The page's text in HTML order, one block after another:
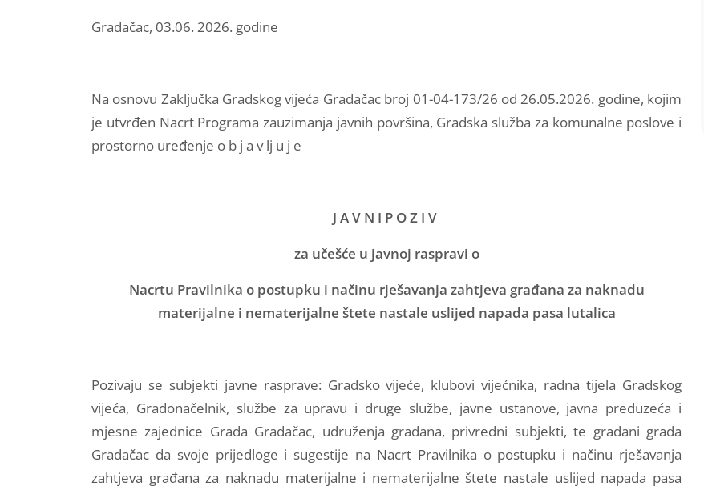
Gradačac, 03.06. 2026. godine
Na osnovu Zaključka Gradskog vijeća Gradačac broj 01-04-173/26 od 26.05.2026. godine, kojim
je utvrđen Nacrt Programa zauzimanja javnih površina, Gradska služba za komunalne poslove i
prostorno uređenje o b j a v lj u j e
J A V N I P O Z I V
za učešće u javnoj raspravi o
Nacrtu Pravilnika o postupku i načinu rješavanja zahtjeva građana za naknadu
materijalne i nematerijalne štete nastale uslijed napada pasa lutalica
Pozivaju se subjekti javne rasprave: Gradsko vijeće, klubovi vijećnika, radna tijela Gradskog
vijeća, Gradonačelnik, službe za upravu i druge službe, javne ustanove, javna preduzeća i
mjesne zajednice Grada Gradačac, udruženja građana, privredni subjekti, te građani grada
Gradačac da svoje prijedloge i sugestije na Nacrt Pravilnika o postupku i načinu rješavanja
zahtjeva građana za naknadu materijalne i nematerijalne štete nastale uslijed napada pasa